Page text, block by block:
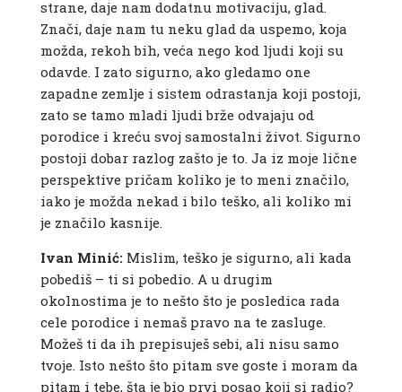
strane, daje nam dodatnu motivaciju, glad.
Znači, daje nam tu neku glad da uspemo, koja
možda, rekoh bih, veća nego kod ljudi koji su
odavde. I zato sigurno, ako gledamo one
zapadne zemlje i sistem odrastanja koji postoji,
zato se tamo mladi ljudi brže odvajaju od
porodice i kreću svoj samostalni život. Sigurno
postoji dobar razlog zašto je to. Ja iz moje lične
perspektive pričam koliko je to meni značilo,
iako je možda nekad i bilo teško, ali koliko mi
je značilo kasnije.
Ivan Minić:Mislim, teško je sigurno, ali kada
pobediš – ti si pobedio. A u drugim
okolnostima je to nešto što je posledica rada
cele porodice i nemaš pravo na te zasluge.
Možeš ti da ih prepisuješ sebi, ali nisu samo
tvoje. Isto nešto što pitam sve goste i moram da
pitam i tebe, šta je bio prvi posao koji si radio?